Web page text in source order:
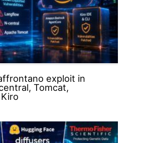
exploit in
Tomcat,